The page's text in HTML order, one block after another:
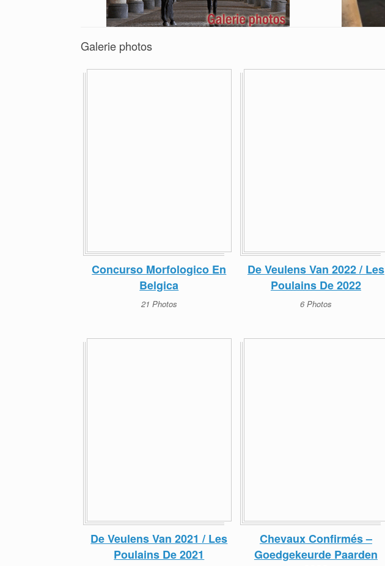
Galerie photos
Concurso Morfologico En
Belgica
21 Photos
De Veulens Van 2022 / Les
Poulains De 2022
6 Photos
De Veulens Van 2021 / Les
Poulains De 2021
Chevaux Confirmés –
Goedgekeurde Paarden